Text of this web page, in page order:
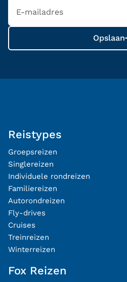
Opslaan
Reistypes
Groepsreizen
Singlereizen
Individuele rondreizen
Familiereizen
Autorondreizen
Fly-drives
Cruises
Treinreizen
Winterreizen
Fox Reizen